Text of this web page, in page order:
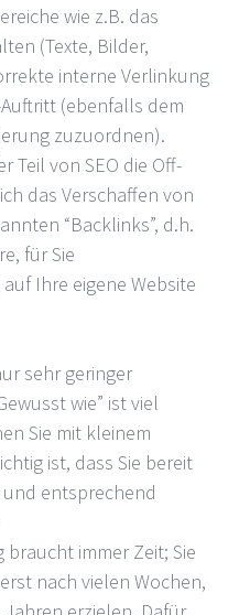
wie z.B. das
(Texte, Bilder,
interne Verlinkung
(ebenfalls dem
zuzuordnen).
Teil von SEO die Off-
das Verschaffen von
“Backlinks”, d.h.
für Sie
Ihre eigene Website
sehr geringer
wie” ist viel
Sie mit kleinem
ist, dass Sie bereit
entsprechend
immer Zeit; Sie
nach vielen Wochen,